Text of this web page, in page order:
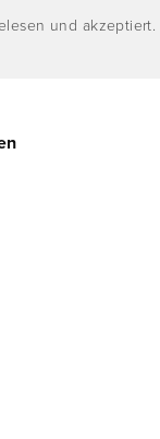
und akzeptiert.